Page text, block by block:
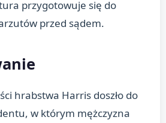
przygotowuje się do
przed sądem.
hrabstwa Harris doszło do
w którym mężczyzna